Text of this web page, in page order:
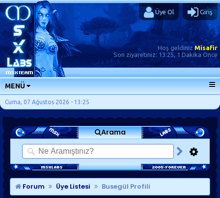
Üye Ol Giriş
Hoş geldinizMisafir
Son ziyaretiniz: 13:25, 1 Dakika Önce
MENÜ
ANA SAYFA
FORUMLAR
SORU-CEVAP
GÜNLÜKLER
SON MESAJLAR
KISAYOLLAR
Cuma, 07 Ağustos 2026 - 13:25
Arama
Forum Üye Listesi Busegül Profili